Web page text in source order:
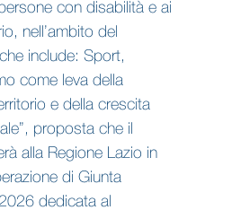
con disabilità e ai
nell’ambito del
include: Sport,
come leva della
e della crescita
proposta che il
alla Regione Lazio in
di Giunta
dedicata al